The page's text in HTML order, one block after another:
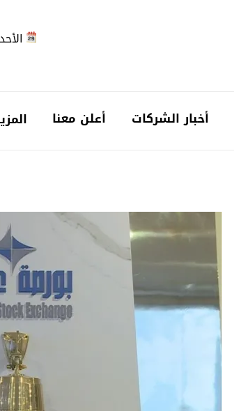
الأحد 2026-
أخبار الشركات أعلن معنا